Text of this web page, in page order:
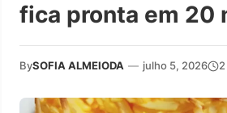
fica pronta em 20
BySOFIA ALMEIODA — julho 5, 2026